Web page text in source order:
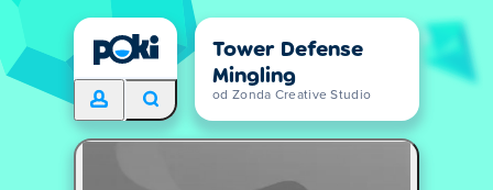
Tower Defense
Mingling
od Zonda Creative Studio